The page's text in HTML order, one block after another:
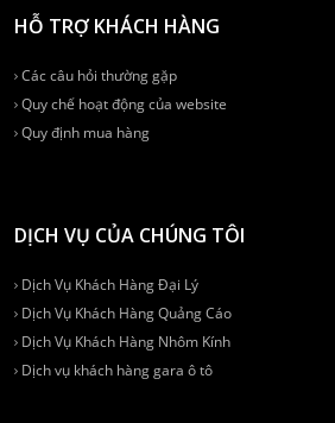
HỖ TRỢ KHÁCH HÀNG
Các câu hỏi thường gặp
Quy chế hoạt động của website
Quy định mua hàng
DỊCH VỤ CỦA CHÚNG TÔI
Dịch Vụ Khách Hàng Đại Lý
Dịch Vụ Khách Hàng Quảng Cáo
Dịch Vụ Khách Hàng Nhôm Kính
Dịch vụ khách hàng gara ô tô